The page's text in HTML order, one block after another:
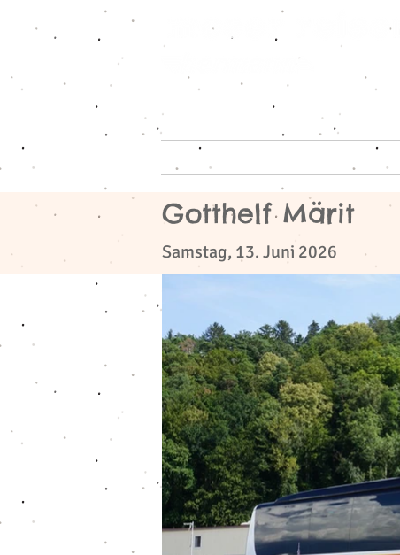
Home
Gotthelf Märit
​
Samstag, 13. Juni 2026